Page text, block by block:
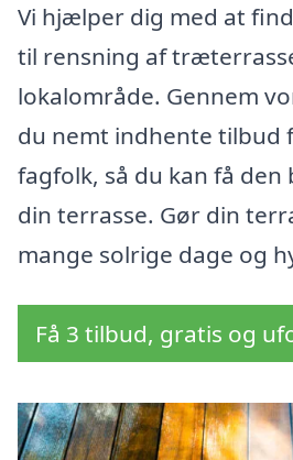
Vi hjælper dig med at
til rensning af
lokalområde. Gennem
du nemt indhente tilbud
fagfolk, så du kan få den
din terrasse. Gør din
mange solrige dage og
Få 3 tilbud, gratis og